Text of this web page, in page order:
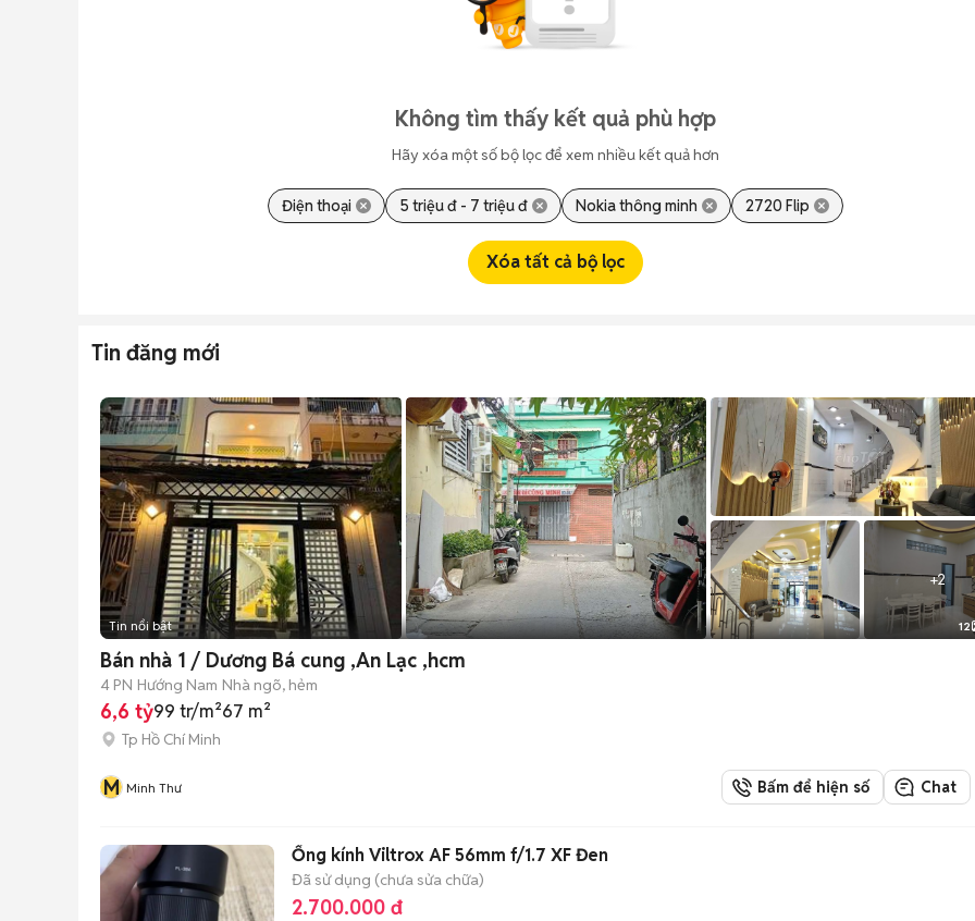
Không tìm thấy kết quả phù hợp
Hãy xóa một số bộ lọc để xem nhiều kết quả hơn
Điện thoại 5 triệu đ - 7 triệu đ Nokia thông minh 2720 Flip
Xóa tất cả bộ lọc
Tin đăng mới
+2
Tin nổi bật 12
Bán nhà 1 / Dương Bá cung ,An Lạc ,hcm
4 PN Hướng Nam Nhà ngõ, hẻm
6,6 tỷ99 tr/m²67 m²
Tp Hồ Chí Minh
M Minh Thư Bấm để hiện số Chat
Ống kính Viltrox AF 56mm f/1.7 XF Đen
Đã sử dụng (chưa sửa chữa)
2.700.000 đ